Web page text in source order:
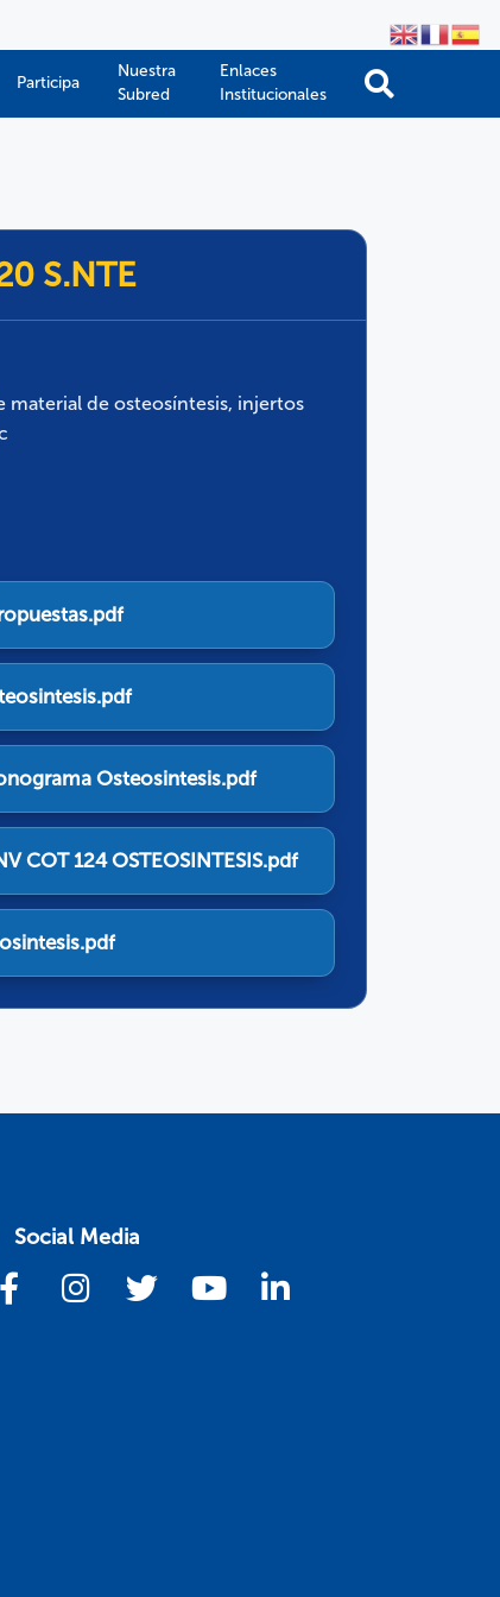
Participa
Nuestra
Subred
Enlaces
Institucionales
S.NTE
material de osteosíntesis, injertos
Osteosintesis.pdf
COT 124 OSTEOSINTESIS.pdf
Social Media